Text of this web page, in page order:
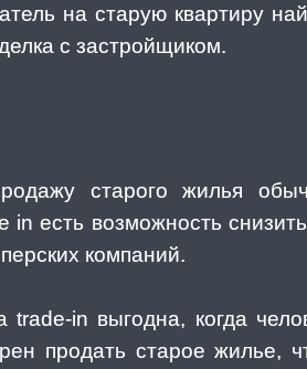
на старую квартиру
с застройщиком.
старого жилья
есть возможность
компаний.
trade-in выгодна, когда
продать старое жилье,